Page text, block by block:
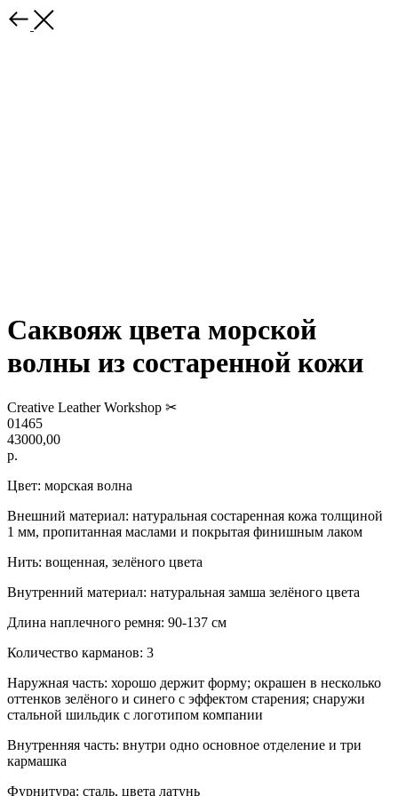
Саквояж цвета морской
волны из состаренной кожи
Creative Leather Workshop ✂
01465
43000,00
р.
Цвет: морская волна
Внешний материал: натуральная состаренная кожа толщиной
1 мм, пропитанная маслами и покрытая финишным лаком
Нить: вощенная, зелёного цвета
Внутренний материал: натуральная замша зелёного цвета
Длина наплечного ремня: 90-137 см
Количество карманов: 3
Наружная часть: хорошо держит форму; окрашен в несколько
оттенков зелёного и синего с эффектом старения; снаружи
стальной шильдик с логотипом компании
Внутренняя часть: внутри одно основное отделение и три
кармашка
Фурнитура: сталь, цвета латунь